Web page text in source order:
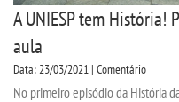
EDITAL
A UNIESP tem História!
aula
Data: 23/03/2021 | Comentário
No primeiro episódio da História